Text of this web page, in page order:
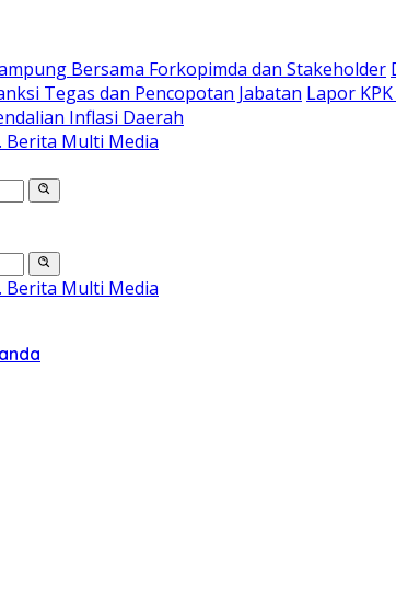
Bersama Forkopimda dan Stakeholder
Tegas dan Pencopotan Jabatan Lapor
Inflasi Daerah